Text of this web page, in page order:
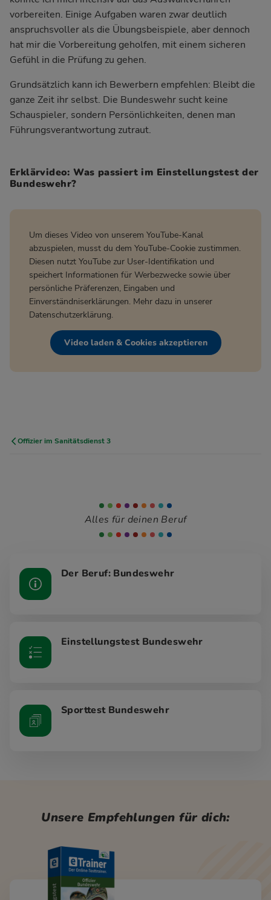
vorbereiten. Einige Aufgaben waren zwar deutlich
anspruchsvoller als die Übungsbeispiele, aber dennoch
hat mir die Vorbereitung geholfen, mit einem sicheren
Gefühl in die Prüfung zu gehen.
Grundsätzlich kann ich Bewerbern empfehlen: Bleibt die
ganze Zeit ihr selbst. Die Bundeswehr sucht keine
Schauspieler, sondern Persönlichkeiten, denen man
Führungsverantwortung zutraut.
Erklärvideo: Was passiert im Einstellungstest der
Bundeswehr?
Um dieses Video von unserem YouTube-Kanal
abzuspielen, musst du dem YouTube-Cookie zustimmen.
Diesen nutzt YouTube zur User-Identifikation und
speichert Informationen für Werbezwecke sowie über
persönliche Präferenzen, Eingaben und
Einverständniserklärungen. Mehr dazu in unserer
Datenschutzerklärung.
Video laden & Cookies akzeptieren
Offizier im Sanitätsdienst 3
Alles für deinen Beruf
Der Beruf: Bundeswehr
Einstellungstest Bundeswehr
Sporttest Bundeswehr
Unsere Empfehlungen für dich: